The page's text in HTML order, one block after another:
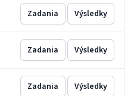
Zadania Výsledky
Zadania Výsledky
Zadania Výsledky